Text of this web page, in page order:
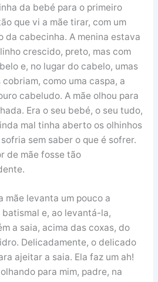
da bebé para o primeiro
que vi a mãe tirar, com um
da cabecinha. A menina estava
crescido, preto, mas com
e, no lugar do cabelo, umas
como uma caspa, a
cabeludo. A mãe olhou para
Era o seu bebé, o seu tudo,
mal tinha aberto os olhinhos
sem saber o que é sofrer.
de mãe fosse tão
mãe levanta um pouco a
e, ao levantá-la,
a saia, acima das coxas, do
Delicadamente, o delicado
ajeitar a saia. Ela faz um ah!
para mim, padre, na